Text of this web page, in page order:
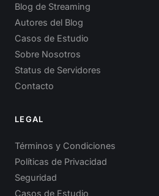
Blog de Streaming
Autores del Blog
Casos de Estudio
Sobre Nosotros
Status de Servidores
Contacto
LEGAL
Términos y Condiciones
Políticas de Privacidad
Seguridad
Casos de Estudio